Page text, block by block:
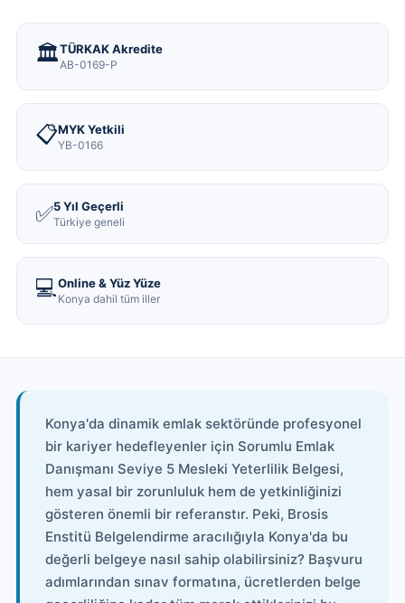
🏛️TÜRKAK Akredite
AB-0169-P
📋MYK Yetkili
YB-0166
✅5 Yıl Geçerli
Türkiye geneli
💻Online & Yüz Yüze
Konya dahil tüm iller
Konya'da dinamik emlak sektöründe profesyonel
bir kariyer hedefleyenler için Sorumlu Emlak
Danışmanı Seviye 5 Mesleki Yeterlilik Belgesi,
hem yasal bir zorunluluk hem de yetkinliğinizi
gösteren önemli bir referanstır. Peki, Brosis
Enstitü Belgelendirme aracılığıyla Konya'da bu
değerli belgeye nasıl sahip olabilirsiniz? Başvuru
adımlarından sınav formatına, ücretlerden belge